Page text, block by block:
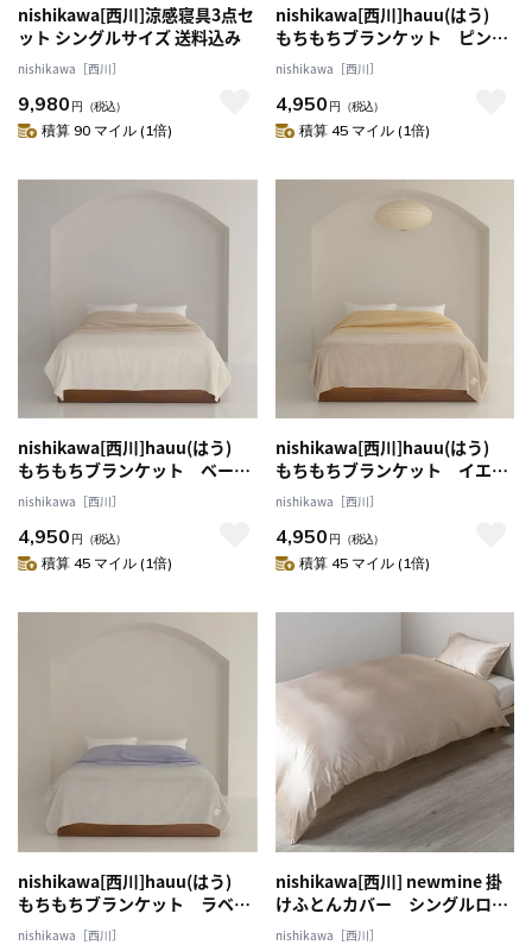
nishikawa[西川]涼感寝具3点セ
ット シングルサイズ 送料込み
nishikawa［西川］
9,980 円 （税込）
積算 90 マイル (1倍)
nishikawa[西川]hauu(はう)
もちもちブランケット ピン
ク シングル 送料込み
nishikawa［西川］
4,950 円 （税込）
積算 45 マイル (1倍)
nishikawa[西川]hauu(はう)
もちもちブランケット ベージ
ュ シングル 送料込み
nishikawa［西川］
4,950 円 （税込）
積算 45 マイル (1倍)
nishikawa[西川]hauu(はう)
もちもちブランケット イエロ
ー シングル 送料込み
nishikawa［西川］
4,950 円 （税込）
積算 45 マイル (1倍)
nishikawa[西川]hauu(はう)
もちもちブランケット ラベン
ダー シングル 送料込み
nishikawa［西川］
nishikawa[西川] newmine 掛
けふとんカバー シングルロン
グ ゴールド 送料込み
nishikawa［西川］